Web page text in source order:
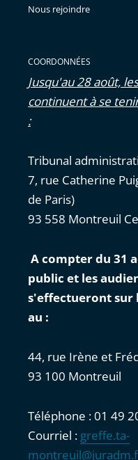
Nous rejoindre
COORDONNÉES
Jusqu'au 28 août,
continuent à se
:
Tribunal
7, rue Catherine
de Paris)
93 558 Montreuil
A compter du 31
public et les
s'effectueront sur
au :
44, rue Irène et
93 100 Montreuil
Téléphone : 01 49
Courriel : greffe.ta-